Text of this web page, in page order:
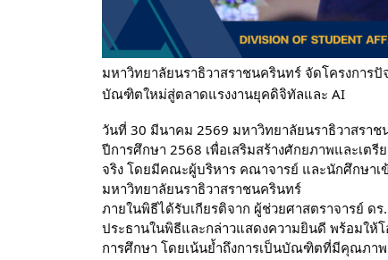
มหาวิทยาลัยนราธิวาสราชนครินทร์ จัดโครงการ
บัณฑิตใหม่สู่ตลาดแรงงานยุคดิจิทัลและ AI
วันที่ 30 มีนาคม 2569 มหาวิทยาลัยนราธิวาสรา
ปีการศึกษา 2568 เพื่อเสริมสร้างศักยภาพและเ
จริง โดยมีคณะผู้บริหาร คณาจารย์ และนักศึกษาเ
มหาวิทยาลัยนราธิวาสราชนครินทร์
ภายในพิธีได้รับเกียรติจาก ผู้ช่วยศาสตราจารย์ ด
ประธานในพิธีและกล่าวแสดงความยินดี พร้อมให้
การศึกษา โดยเน้นย้ำถึงการเป็นบัณฑิตที่มีคุณภา